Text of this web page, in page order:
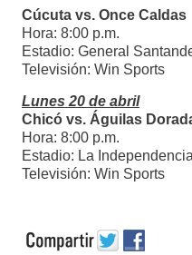
Cúcuta vs. Once Caldas
Hora: 8:00 p.m.
Estadio: General
Televisión: Win Sports
Lunes 20 de abril
Chicó vs. Águilas
Hora: 8:00 p.m.
Estadio: La Independencia
Televisión: Win Sports